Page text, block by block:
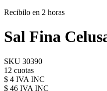
Recibilo en 2 horas
Sal Fina
SKU 30390
12 cuotas
$ 4 IVA INC
$ 46 IVA INC